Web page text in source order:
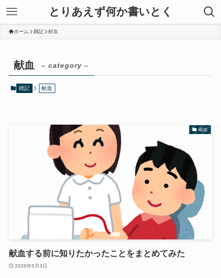
とりあえず何か書いとく
ホーム 雑記 献血
献血 – category –
雑記 献血
献血
献血する前に知りたかったことをまとめてみた
2026年5月3日